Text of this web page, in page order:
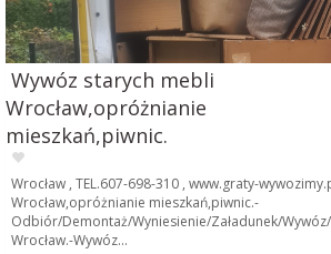
Wywóz starych mebli
Wrocław,opróżnianie
mieszkań,piwnic.
Wrocław , TEL.607-698-310 , www.graty-
Wrocław,opróżnianie mieszkań,piwnic.-
Odbiór/Demontaż/Wyniesienie/Załadunek/
Wrocław.-Wywóz...